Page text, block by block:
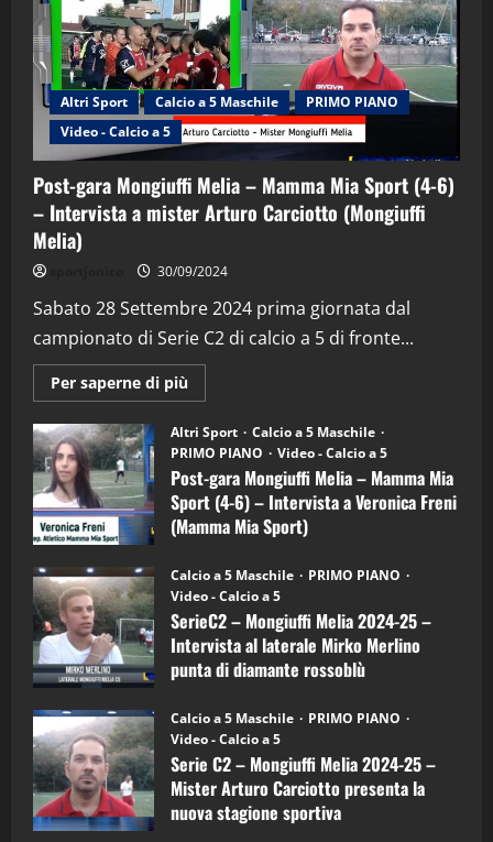
Altri Sport Calcio a 5 Maschile
PRIMO PIANO
Video - Calcio a 5
Post-gara Mongiuffi Melia – Mamma Mia Sport (4-6)
– Intervista a mister Arturo Carciotto (Mongiuffi
Melia)
30/09/2024
Sabato 28 Settembre 2024 prima giornata dal
campionato di Serie C2 di calcio a 5 di fronte...
Per saperne di più
informazioni
Post-
gara
Mongiuffi
Melia
–
Mamma
Mia
Sport
6)
–
Intervista
a
mister
Arturo
Carciotto
(Mongiuffi
Altri Sport
Calcio a 5 Maschile
PRIMO PIANO
Video - Calcio a 5
Post-gara Mongiuffi Melia – Mamma Mia
Sport (4-6) – Intervista a Veronica Freni
(Mamma Mia Sport)
Calcio a 5 Maschile
PRIMO PIANO
Video - Calcio a 5
SerieC2 – Mongiuffi Melia 2024-25 –
Intervista al laterale Mirko Merlino
punta di diamante rossoblù
Calcio a 5 Maschile
PRIMO PIANO
Video - Calcio a 5
Serie C2 – Mongiuffi Melia 2024-25 –
Mister Arturo Carciotto presenta la
nuova stagione sportiva
2
“SportEmpire” in Podcast: 29^ Puntata
(Martedi 28 Aprile 2026)
28/04/2026
3
"SportEmpire" in Podcast
“SportEmpire” in Podcast: 28^ Puntata
(Martedi 21 Aprile 2026)
21/04/2026
4
“SportEmpire” in Podcast: 27^ Puntata
(Martedi 14 Aprile 2026)
15/04/2026
5
“SportEmpire” in Podcast: 26^ Puntata
(Martedi 07 Aprile 2026)
08/04/2026